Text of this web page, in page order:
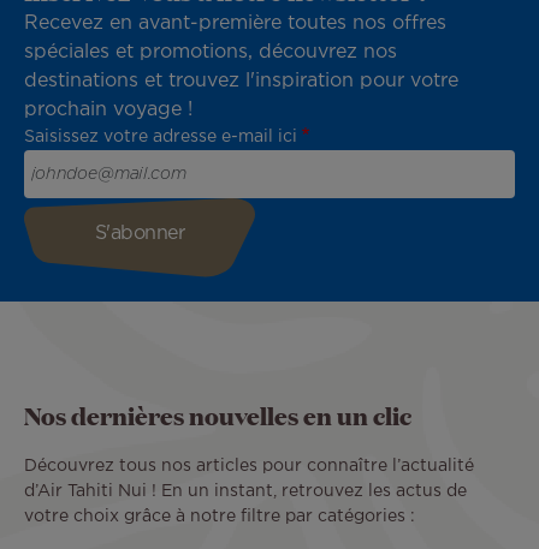
Recevez en avant-première toutes nos offres
spéciales et promotions, découvrez nos
destinations et trouvez l'inspiration pour votre
prochain voyage !
Saisissez votre adresse e-mail ici
Nos dernières nouvelles en un clic
Découvrez tous nos articles pour connaître l’actualité
d’Air Tahiti Nui ! En un instant, retrouvez les actus de
votre choix grâce à notre filtre par catégories :